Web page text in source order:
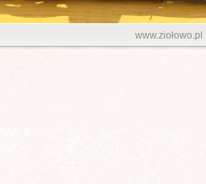
www.ziołowo.pl